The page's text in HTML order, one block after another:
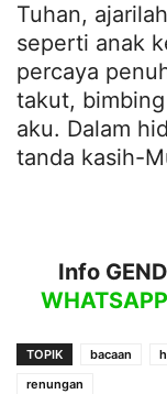
Tuhan,
seperti anak
percaya
takut,
aku. Dalam
tanda kasih-
Info
WHATSAPP
TOPIK bacaan
renungan